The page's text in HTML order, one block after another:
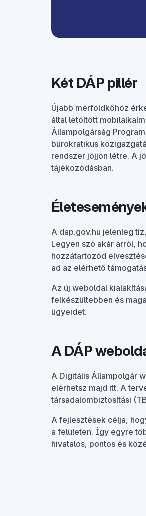
Két DÁP pillér
Újabb mérföldkőhöz
által letöltött
Állampolgárság
bürokratikus
rendszer jöjjön létre. A
tájékozódásban.
A dap.gov.hu jelenleg
Legyen szó akár arról,
hozzátartozód
ad az elérhető
Az új weboldal
felkészültebben és
ügyeidet.
A DÁP
A Digitális Állampolgár
elérhetsz majd itt. A
társadalombiztosítási
A fejlesztések célja,
a felületen. Így egyre
hivatalos, pontos és